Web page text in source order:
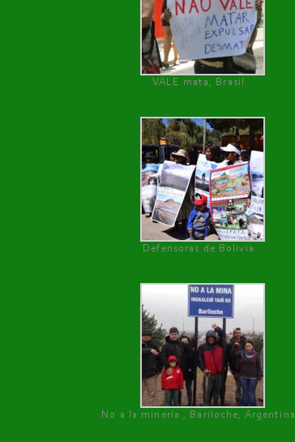
VALE mata, Brasil
Defensoras de Bolivia
No a la minería , Bariloche, Argentina